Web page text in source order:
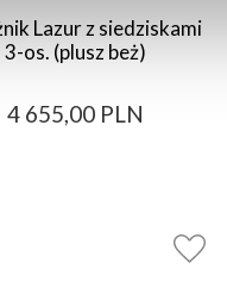
Lazur z siedziskami
3-os. (plusz beż)
4 655,00 PLN